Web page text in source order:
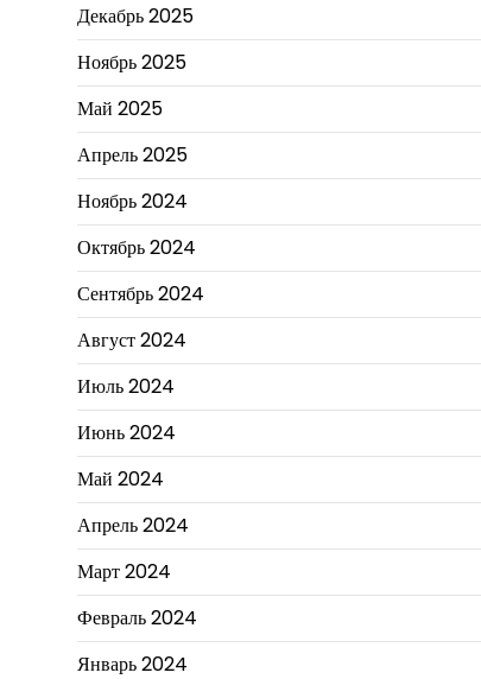
Декабрь 2025
Ноябрь 2025
Май 2025
Апрель 2025
Ноябрь 2024
Октябрь 2024
Сентябрь 2024
Август 2024
Июль 2024
Июнь 2024
Май 2024
Апрель 2024
Март 2024
Февраль 2024
Январь 2024